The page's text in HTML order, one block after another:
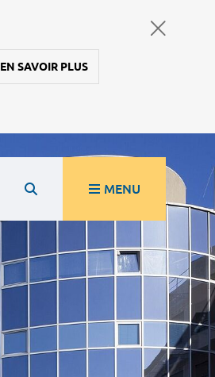
EN SAVOIR PLUS
MENU